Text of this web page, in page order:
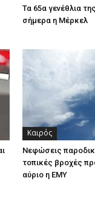
Τα 65α γενέθλια
σήμερα η Μέρκελ
Καιρός
Νεφώσεις
τοπικές βροχές
αύριο η ΕΜΥ